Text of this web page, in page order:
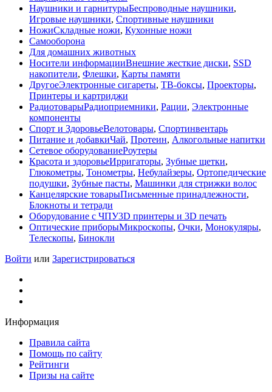
Наушники и гарнитурыБеспроводные наушники,
Игровые наушники, Спортивные наушники
НожиСкладные ножи, Кухонные ножи
Самооборона
Для домашних животных
Носители информацииВнешние жесткие диски, SSD
накопители, Флешки, Карты памяти
ДругоеЭлектронные сигареты, ТВ-боксы, Проекторы,
Принтеры и картриджи
РадиотоварыРадиоприемники, Рации, Электронные
компоненты
Спорт и ЗдоровьеВелотовары, Спортинвентарь
Питание и добавкиЧай, Протеин, Алкогольные напитки
Сетевое оборудованиеРоутеры
Красота и здоровьеИрригаторы, Зубные щетки,
Глюкометры, Тонометры, Небулайзеры, Ортопедические
подушки, Зубные пасты, Машинки для стрижки волос
Канцелярские товарыПисьменные принадлежности,
Блокноты и тетради
Оборудование с ЧПУ3D принтеры и 3D печать
Оптические приборыМикроскопы, Очки, Монокуляры,
Телескопы, Бинокли
Войти или Зарегистрироваться
Информация
Правила сайта
Помощь по сайту
Рейтинги
Призы на сайте